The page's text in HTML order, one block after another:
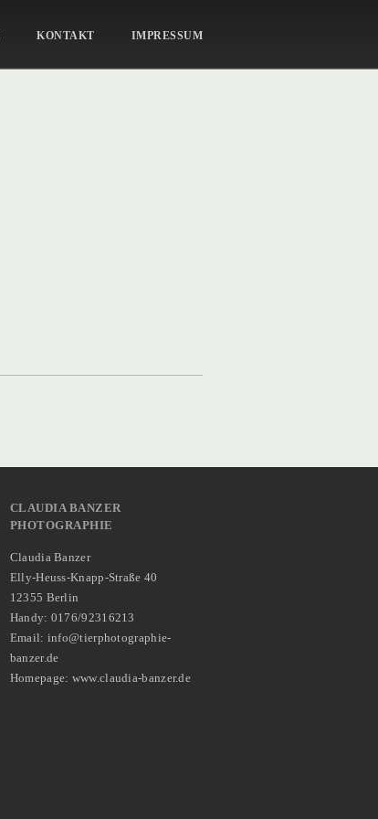
KONTAKT IMPRESSUM
CLAUDIA BANZER
PHOTOGRAPHIE
Claudia Banzer
Elly-Heuss-Knapp-Straße 40
12355 Berlin
Handy: 0176/92316213
Email: info@tierphotographie-
banzer.de
Homepage: www.claudia-banzer.de